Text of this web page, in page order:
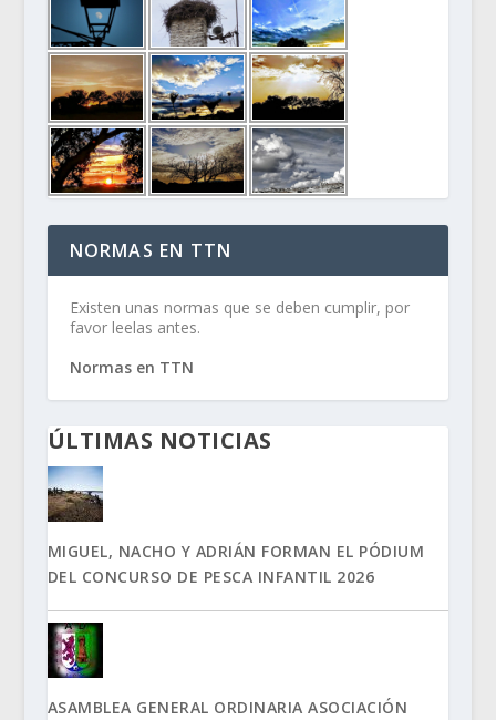
NORMAS EN TTN
Existen unas normas que se deben cumplir, por
favor leelas antes.
Normas en TTN
ÚLTIMAS NOTICIAS
MIGUEL, NACHO Y ADRIÁN FORMAN EL PÓDIUM
DEL CONCURSO DE PESCA INFANTIL 2026
ASAMBLEA GENERAL ORDINARIA ASOCIACIÓN